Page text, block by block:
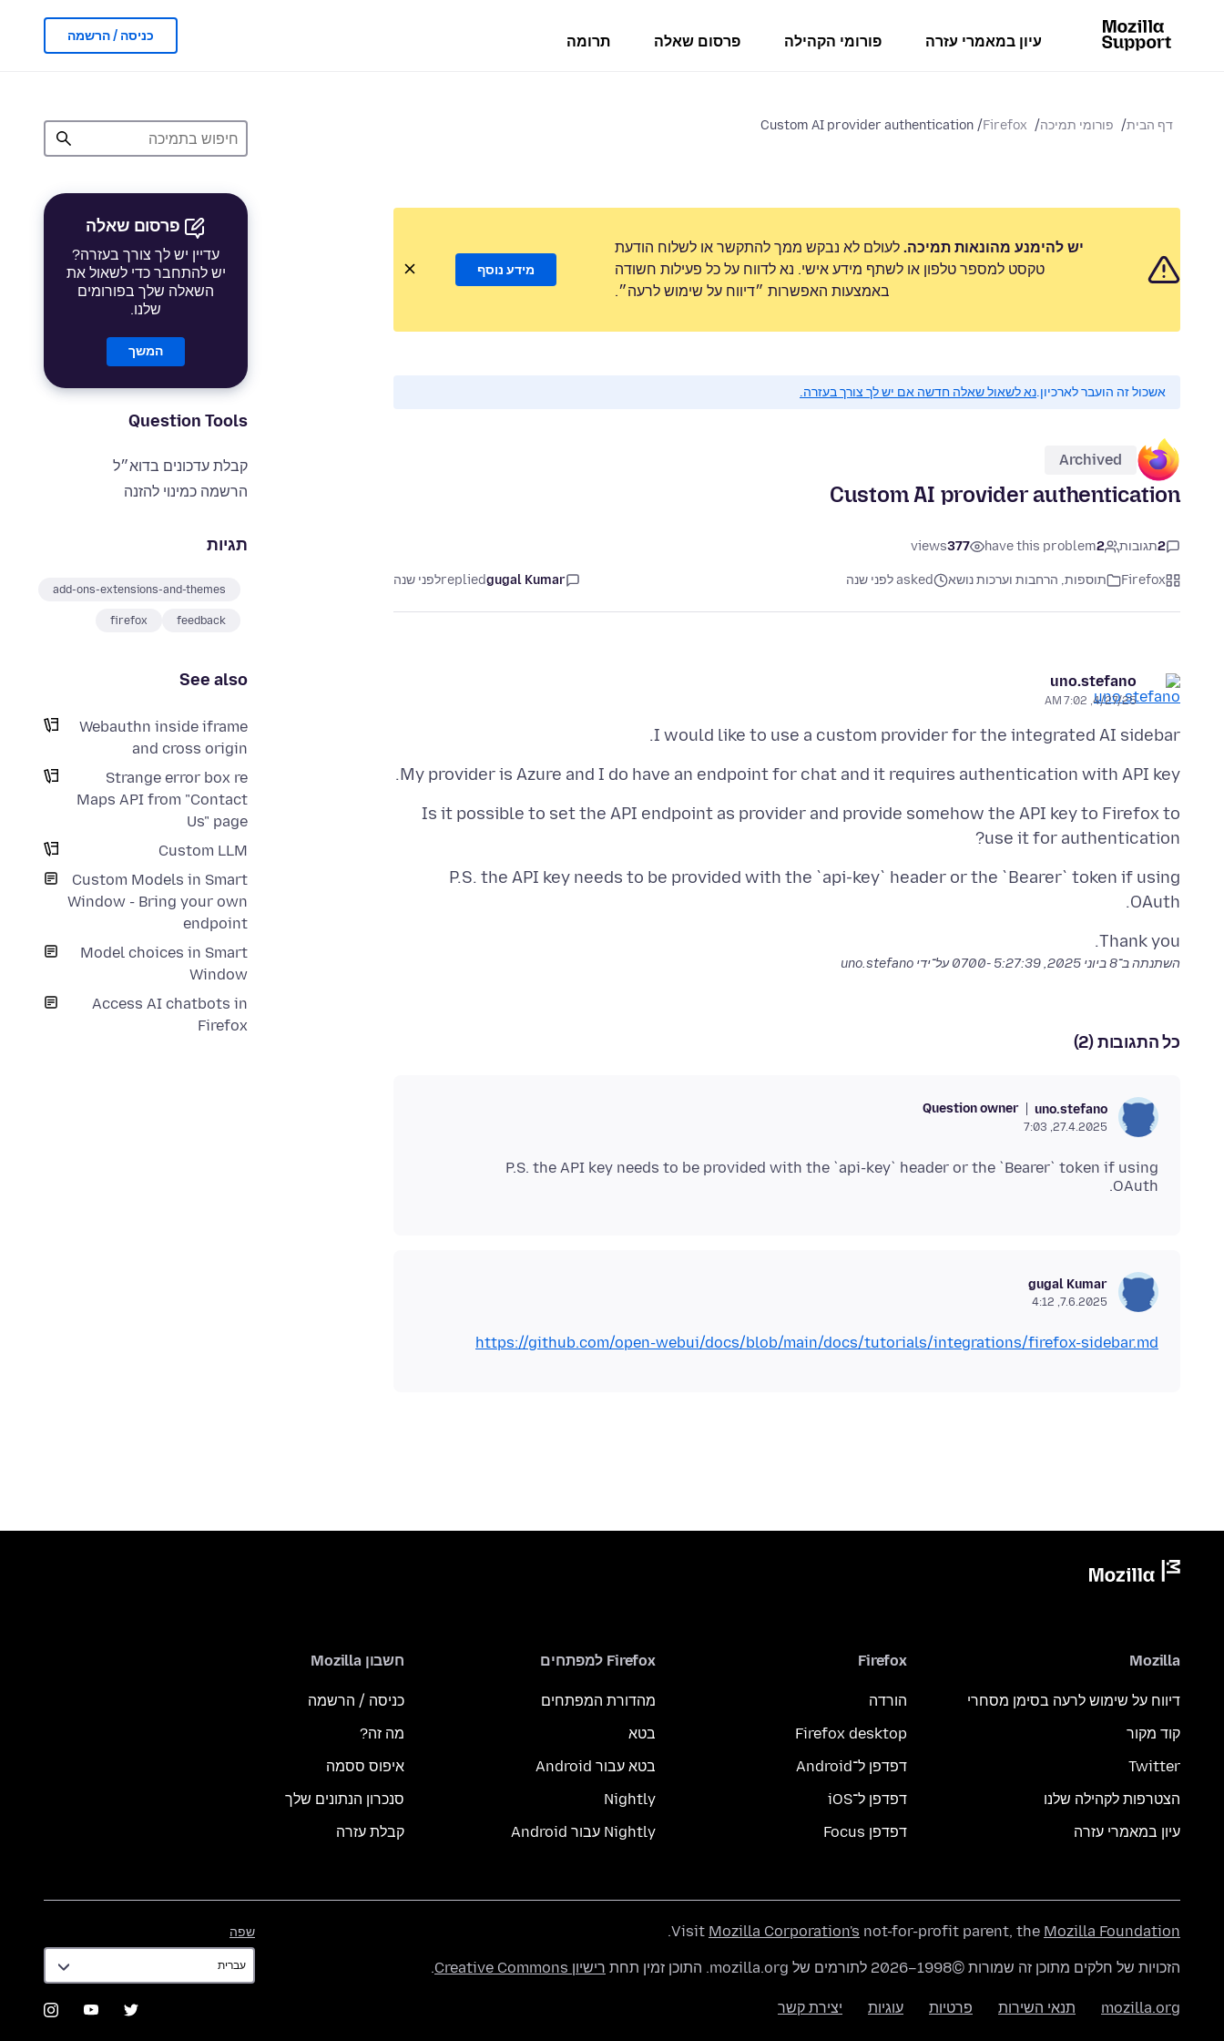
עיון במאמרי עזרה פורומי הקהילה פרסום שאלה תרומה כניסה / הרשמה
דף הבית פורומי תמיכה Firefox
Custom AI provider authentication
פרסום שאלה
עדיין יש לך צורך בעזרה?
יש להתחבר כדי לשאול את
השאלה שלך בפורומים
שלנו.
המשך
Question Tools
קבלת עדכונים בדוא״ל
הרשמה כמינוי להזנה
תגיות
add-ons-extensions-and-themes
feedback
firefox
See also
Webauthn inside iframe
and cross origin
Strange error box re
Maps API from "Contact
Us" page
Custom LLM
Custom Models in Smart
Window - Bring your own
endpoint
Model choices in Smart
Window
Access AI chatbots in
Firefox
יש להימנע מהונאות תמיכה. לעולם לא נבקש ממך להתקשר או לשלוח הודעת
טקסט למספר טלפון או לשתף מידע אישי. נא לדווח על כל פעילות חשודה
באמצעות האפשרות ״דיווח על שימוש לרעה״.
מידע נוסף
אשכול זה הועבר לארכיון.נא לשאול שאלה חדשה אם יש לך צורך בעזרה.
Archived
Custom AI provider authentication
2תגובות 2
have this problem
377
views
Firefox תוספות, הרחבות וערכות נושא asked לפני שנה gugal Kumar
repliedלפני שנה
uno.stefano
4/27/25, 7:02 AM
I would like to use a custom provider for the integrated AI sidebar.
My provider is Azure and I do have an endpoint for chat and it requires authentication with API key.
Is it possible to set the API endpoint as provider and provide somehow the API key to Firefox to
use it for authentication?
P.S. the API key needs to be provided with the `api-key` header or the `Bearer` token if using
OAuth.
Thank you.
השתנתה ב־8 ביוני 2025, 5:27:39 -0700 על־ידי uno.stefano
כל התגובות (2)
uno.stefano
Question owner
27.4.2025, 7:03
P.S. the API key needs to be provided with the `api-key` header or the `Bearer` token if using
OAuth.
gugal Kumar
7.6.2025, 4:12
https://github.com/open-webui/docs/blob/main/docs/tutorials/integrations/firefox-sidebar.md
Mozilla
דיווח על שימוש לרעה בסימן מסחרי
קוד מקור
Twitter
הצטרפות לקהילה שלנו
עיון במאמרי עזרה
Firefox
הורדה
Firefox desktop
דפדפן ל־Android
דפדפן ל־iOS
דפדפן Focus
Firefox למפתחים
מהדורת המפתחים
בטא
בטא עבור Android
Nightly
Nightly עבור Android
חשבון Mozilla
כניסה / הרשמה
מה זה?
איפוס ססמה
סנכרון הנתונים שלך
קבלת עזרה
שפה Visit Mozilla Corporation's not-for-profit parent, the Mozilla Foundation
.
הזכויות של חלקים מתוכן זה שמורות ©1998–2026 לתורמים של mozilla.org. התוכן זמין תחת רישיון Creative Commons .
mozilla.org תנאי השירות פרטיות עוגיות יצירת קשר